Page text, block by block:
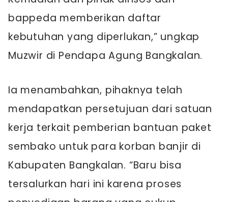
bappeda memberikan daftar
kebutuhan yang diperlukan,” ungkap
Muzwir di Pendapa Agung Bangkalan.
Ia menambahkan, pihaknya telah
mendapatkan persetujuan dari satuan
kerja terkait pemberian bantuan paket
sembako untuk para korban banjir di
Kabupaten Bangkalan. “Baru bisa
tersalurkan hari ini karena proses